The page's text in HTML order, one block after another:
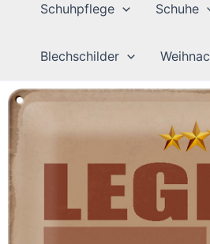
Schuhpflege Schuhe
Blechschilder